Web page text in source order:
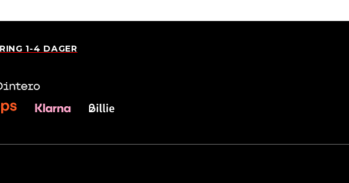
1-4 DAGER